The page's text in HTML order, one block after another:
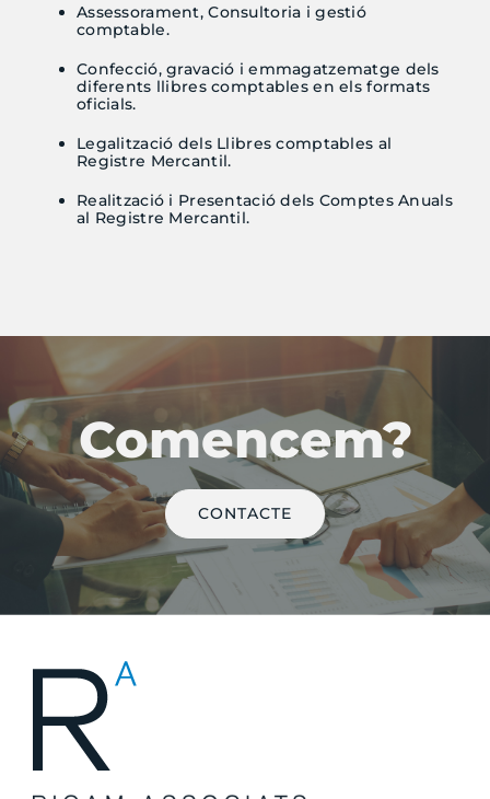
Assessorament, Consultoria i gestió
comptable.
Confecció, gravació i emmagatzematge dels
diferents llibres comptables en els formats
oficials.
Legalització dels Llibres comptables al
Registre Mercantil.
Realització i Presentació dels Comptes Anuals
al Registre Mercantil.
Comencem?
CONTACTE